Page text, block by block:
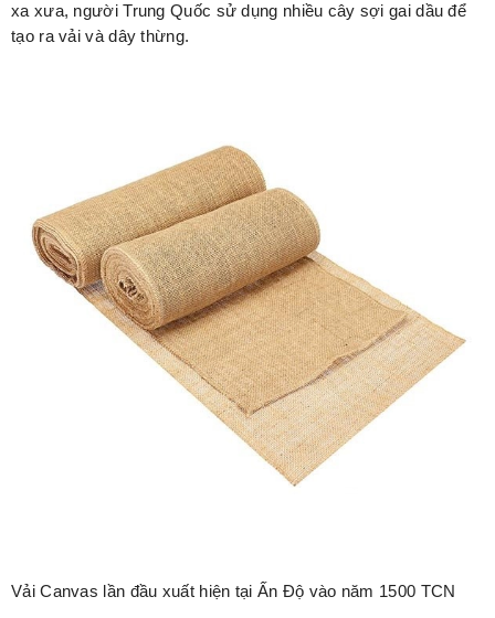
xa xưa, người Trung Quốc sử dụng nhiều cây sợi gai dầu để
tạo ra vải và dây thừng.
Vải Canvas lần đầu xuất hiện tại Ấn Độ vào năm 1500 TCN